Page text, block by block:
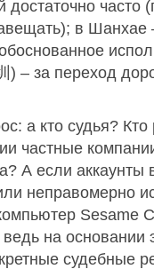
часто
в Шанхае
– за переход
а кто судья?
частные
А если аккаунты
неправомерно
Sesame
на
судебные